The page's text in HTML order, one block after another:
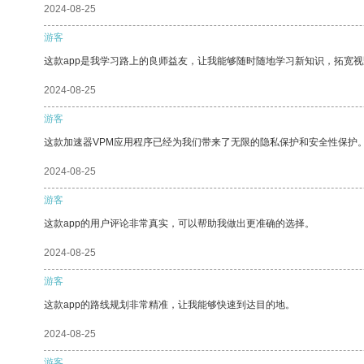
2024-08-25
游客
这款app是我学习路上的良师益友，让我能够随时随地学习新知识，拓宽
2024-08-25
游客
这款加速器VPM应用程序已经为我们带来了无限的隐私保护和安全性保护
2024-08-25
游客
这款app的用户评论非常真实，可以帮助我做出更准确的选择。
2024-08-25
游客
这款app的路线规划非常精准，让我能够快速到达目的地。
2024-08-25